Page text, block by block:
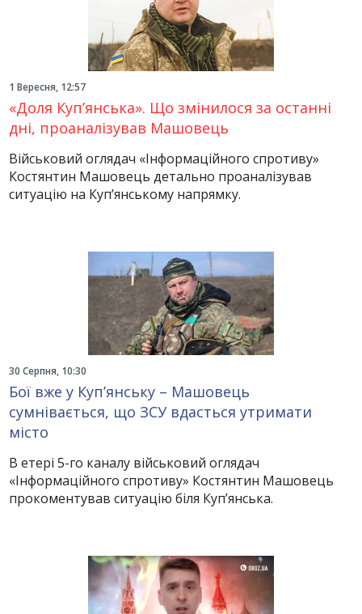
1 Вересня, 12:57
«Доля Куп’янська». Що змінилося за останні
дні, проаналізував Машовець
Військовий оглядач «Інформаційного спротиву»
Костянтин Машовець детально проаналізував
ситуацію на Куп’янському напрямку.
30 Серпня, 10:30
Бої вже у Куп’янську – Машовець
сумнівається, що ЗСУ вдасться утримати
місто
В етері 5-го каналу військовий оглядач
«Інформаційного спротиву» Костянтин Машовець
прокоментував ситуацію біля Куп’янська.